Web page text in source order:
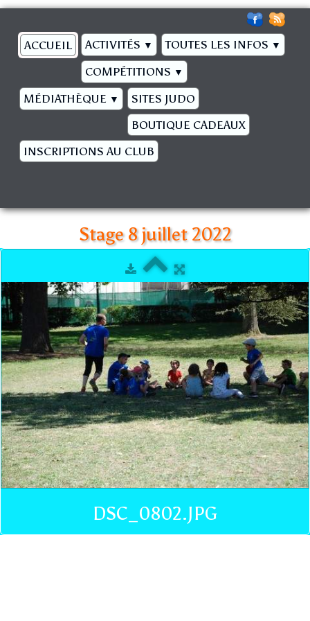
ACCUEIL ACTIVITÉS ▼ TOUTES LES INFOS ▼
COMPÉTITIONS ▼
MÉDIATHÈQUE ▼
SITES JUDO
BOUTIQUE CADEAUX
INSCRIPTIONS AU CLUB
Stage 8 juillet 2022
DSC_0802.JPG